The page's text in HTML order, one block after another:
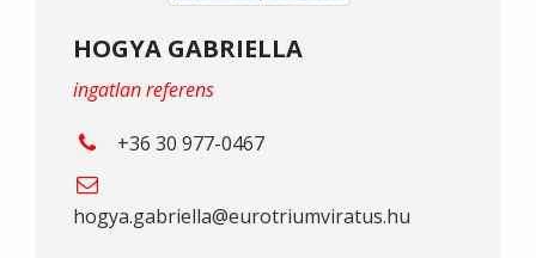
HOGYA GABRIELLA
ingatlan referens
+36 30 977-0467
hogya.gabriella@eurotriumviratus.hu